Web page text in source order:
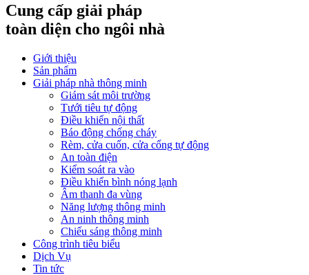
Cung cấp giải pháp
toàn diện cho ngôi nhà
Giới thiệu
Sản phẩm
Giải pháp nhà thông minh
Giám sát môi trường
Tưới tiêu tự động
Điều khiển nội thất
Báo động chống cháy
Rèm, cửa cuốn, cửa cổng tự động
An toàn điện
Kiểm soát ra vào
Điều khiển bình nóng lạnh
Âm thanh đa vùng
Năng lượng thông minh
An ninh thông minh
Chiếu sáng thông minh
Công trình tiêu biểu
Dịch Vụ
Tin tức